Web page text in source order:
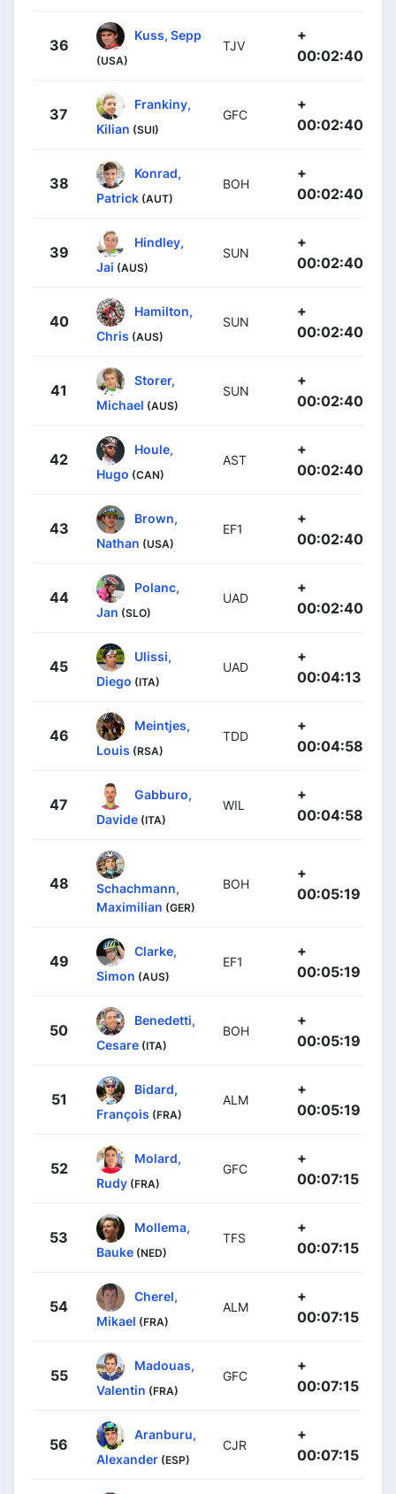
36
Kuss, Sepp
(USA)
TJV
+
00:02:40
37
Frankiny,
Kilian (SUI)
GFC
+
00:02:40
38
Konrad,
Patrick (AUT)
BOH
+
00:02:40
39
Hindley,
Jai (AUS)
SUN
+
00:02:40
40
Hamilton,
Chris (AUS)
SUN
+
00:02:40
41
Storer,
Michael (AUS)
SUN
+
00:02:40
42
Houle,
Hugo (CAN)
AST
+
00:02:40
43
Brown,
Nathan (USA)
EF1
+
00:02:40
44
Polanc,
Jan (SLO)
UAD
+
00:02:40
45
Ulissi,
Diego (ITA)
UAD
+
00:04:13
46
Meintjes,
Louis (RSA)
TDD
+
00:04:58
47
Gabburo,
Davide (ITA)
WIL
+
00:04:58
48
Schachmann,
Maximilian (GER)
BOH
+
00:05:19
49
Clarke,
Simon (AUS)
EF1
+
00:05:19
50
Benedetti,
Cesare (ITA)
BOH
+
00:05:19
51
Bidard,
François (FRA)
ALM
+
00:05:19
52
Molard,
Rudy (FRA)
GFC
+
00:07:15
53
Mollema,
Bauke (NED)
TFS
+
00:07:15
54
Cherel,
Mikael (FRA)
ALM
+
00:07:15
55
Madouas,
Valentin (FRA)
GFC
+
00:07:15
56
Aranburu,
Alexander (ESP)
CJR
+
00:07:15